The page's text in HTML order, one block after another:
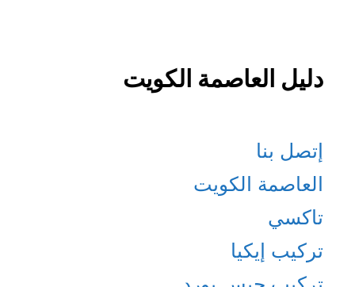
دليل العاصمة الكويت
إتصل بنا
العاصمة الكويت
تاكسي
تركيب إيكيا